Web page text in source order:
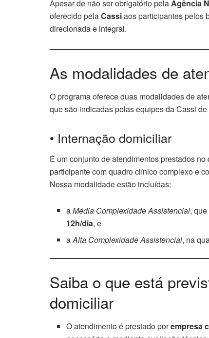
Apesar de não ser obrigatório pelaAgência
oferecido pelaCassiaos participantes pelos
direcionada e integral.
As modalidades de
O programa oferece duas modalidades de
que são indicadas pelas equipes da Cassi
• Internação domiciliar
É um conjunto de atendimentos prestados
participante com quadro clínico complexo e
Nessa modalidade estão incluídas:
aMédia Complexidade Assistencial,
12h/dia, e
aAlta Complexidade Assistencial, na
Saiba o que está
domiciliar
O atendimento é prestado porempresa